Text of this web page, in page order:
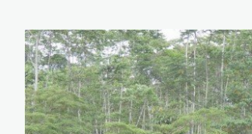
cedro_minam